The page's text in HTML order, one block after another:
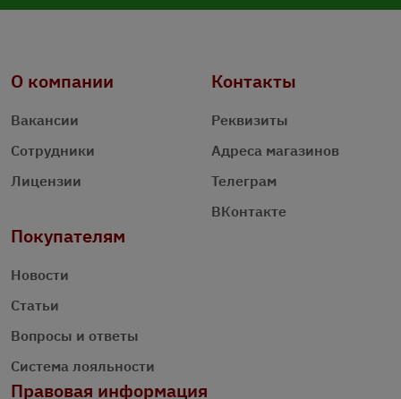
О компании
Вакансии
Сотрудники
Лицензии
Контакты
Реквизиты
Адреса магазинов
Телеграм
ВКонтакте
Покупателям
Новости
Статьи
Вопросы и ответы
Система лояльности
Правовая информация